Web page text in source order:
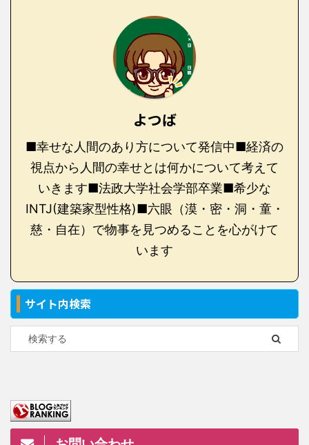
よつば
■幸せな人間のあり方について発信中■経済の
視点から人間の幸せとは何かについて考えて
いきます■法政大学社会学部卒業■希少な
INTJ(建築家型性格)■六眼（漠・密・洞・童・
慈・自在）で物事を見つめることを心がけて
います
サイト内検索